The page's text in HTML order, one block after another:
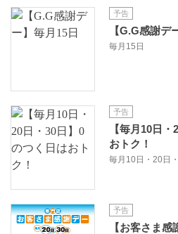
予告
【G.G感謝デ
毎月15日
予告
【毎月10日
おトク！
毎月10日・20日
予告
【お客さま